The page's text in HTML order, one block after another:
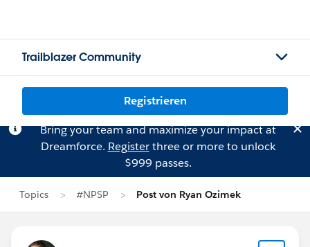
Trailblazer Community
Registrieren
Bring your team and maximize your impact at
Dreamforce. Registerthree or more to unlock
$999 passes.
Topics #NPSP Post von Ryan Ozimek